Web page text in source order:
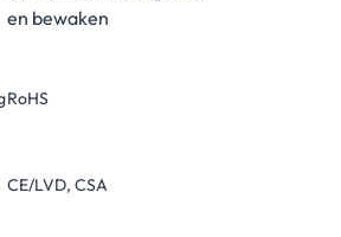
en bewaken
RoHS
CE/LVD, CSA